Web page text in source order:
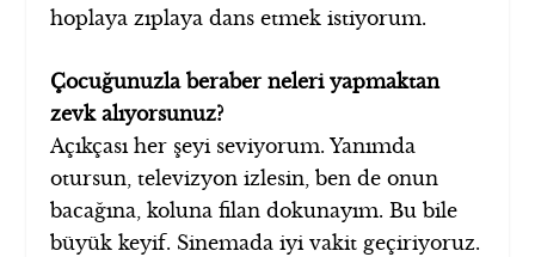
hoplaya zıplaya dans etmek istiyorum.
Çocuğunuzla beraber neleri yapmaktan
zevk alıyorsunuz?
Açıkçası her şeyi seviyorum. Yanımda
otursun, televizyon izlesin, ben de onun
bacağına, koluna filan dokunayım. Bu bile
büyük keyif. Sinemada iyi vakit geçiriyoruz.